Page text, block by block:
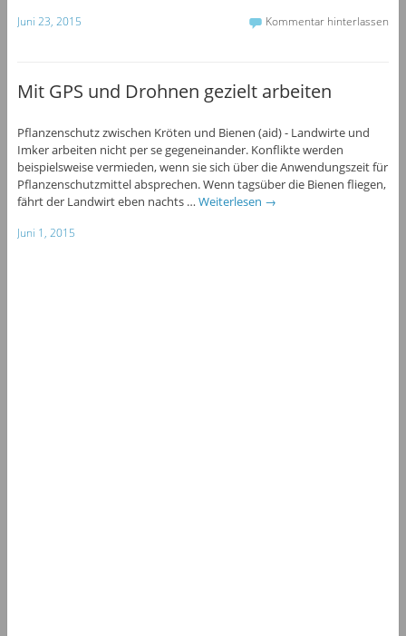
Juni 23, 2015 Kommentar hinterlassen
Mit GPS und Drohnen gezielt arbeiten
Pflanzenschutz zwischen Kröten und Bienen (aid) - Landwirte und
Imker arbeiten nicht per se gegeneinander. Konflikte werden
beispielsweise vermieden, wenn sie sich über die Anwendungszeit für
Pflanzenschutzmittel absprechen. Wenn tagsüber die Bienen fliegen,
fährt der Landwirt eben nachts … Weiterlesen →
Juni 1, 2015